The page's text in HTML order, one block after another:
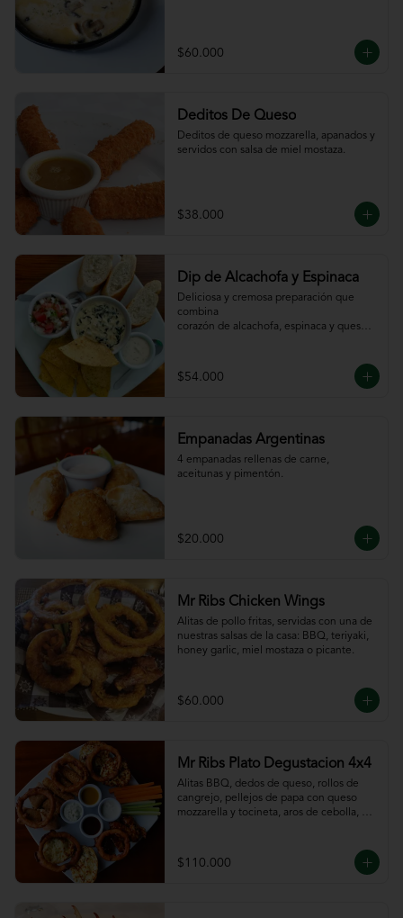
$60.000
Deditos De Queso
Deditos de queso mozzarella, apanados y
servidos con salsa de miel mostaza.
$38.000
Dip de Alcachofa y Espinaca
Deliciosa y cremosa preparación que
combina
corazón de alcachofa, espinaca y queso,
pan
de la casa
$54.000
Empanadas Argentinas
4 empanadas rellenas de carne,
aceitunas y pimentón.
$20.000
Mr Ribs Chicken Wings
Alitas de pollo fritas, servidas con una de
nuestras salsas de la casa: BBQ, teriyaki,
honey garlic, miel mostaza o picante.
$60.000
Mr Ribs Plato Degustacion 4x4
Alitas BBQ, dedos de queso, rollos de
cangrejo, pellejos de papa con queso
mozzarella y tocineta, aros de cebolla,
$110.000